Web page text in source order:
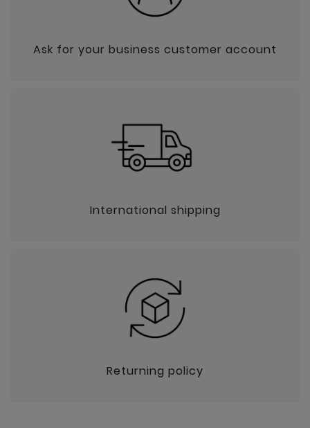
Ask for your business customer account
International shipping
Returning policy